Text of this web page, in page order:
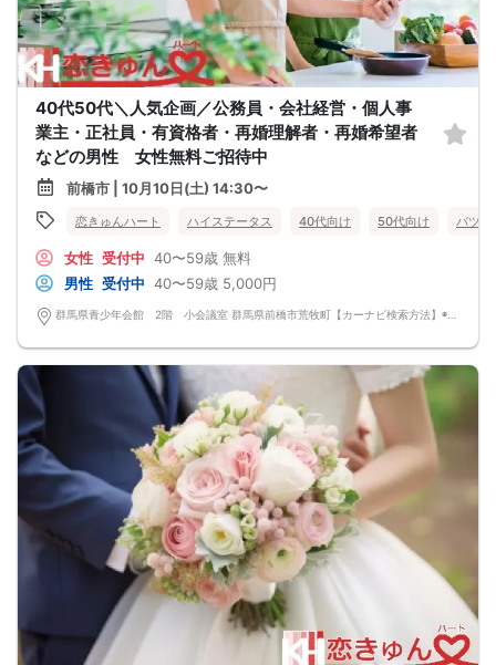
40代50代＼人気企画／公務員・会社経営・個人事
業主・正社員・有資格者・再婚理解者・再婚希望者
などの男性 女性無料ご招待中
前橋市 | 10月10日(土) 14:30〜
恋きゅんハート ハイステータス 40代向け 50代向け バツイ
女性 受付中 40〜59歳 無料
男性 受付中 40〜59歳 5,000円
群馬県青少年会館 2階 小会議室 群馬県前橋市荒牧町【カーナビ検索方法】◉電話番号 027－234－1131 ◉施設名称 群馬県青少年会館 ◉無料駐車場あり